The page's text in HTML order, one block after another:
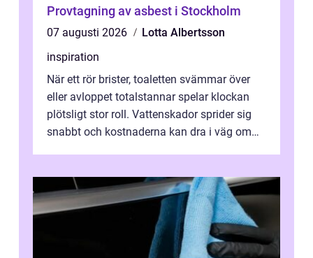
Provtagning av asbest i Stockholm
07 augusti 2026
Lotta Albertsson
inspiration
När ett rör brister, toaletten svämmar över
eller avloppet totalstannar spelar klockan
plötsligt stor roll. Vattenskador sprider sig
snabbt och kostnaderna kan dra i väg om